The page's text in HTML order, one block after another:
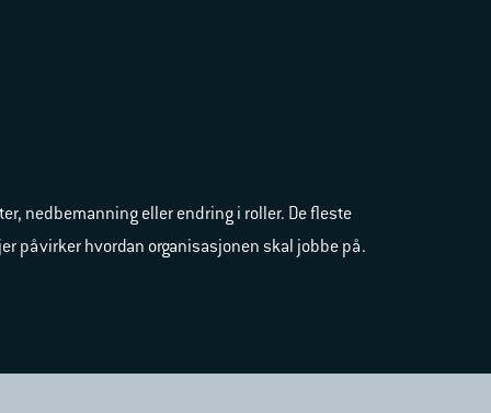
nedbemanning eller endring i roller. De fleste
påvirker hvordan organisasjonen skal jobbe på.